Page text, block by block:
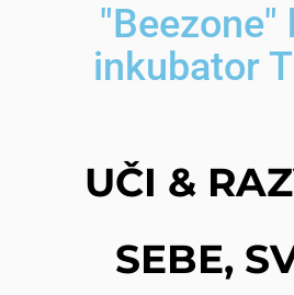
"Beezone"
inkubator
UČI &
SEBE,